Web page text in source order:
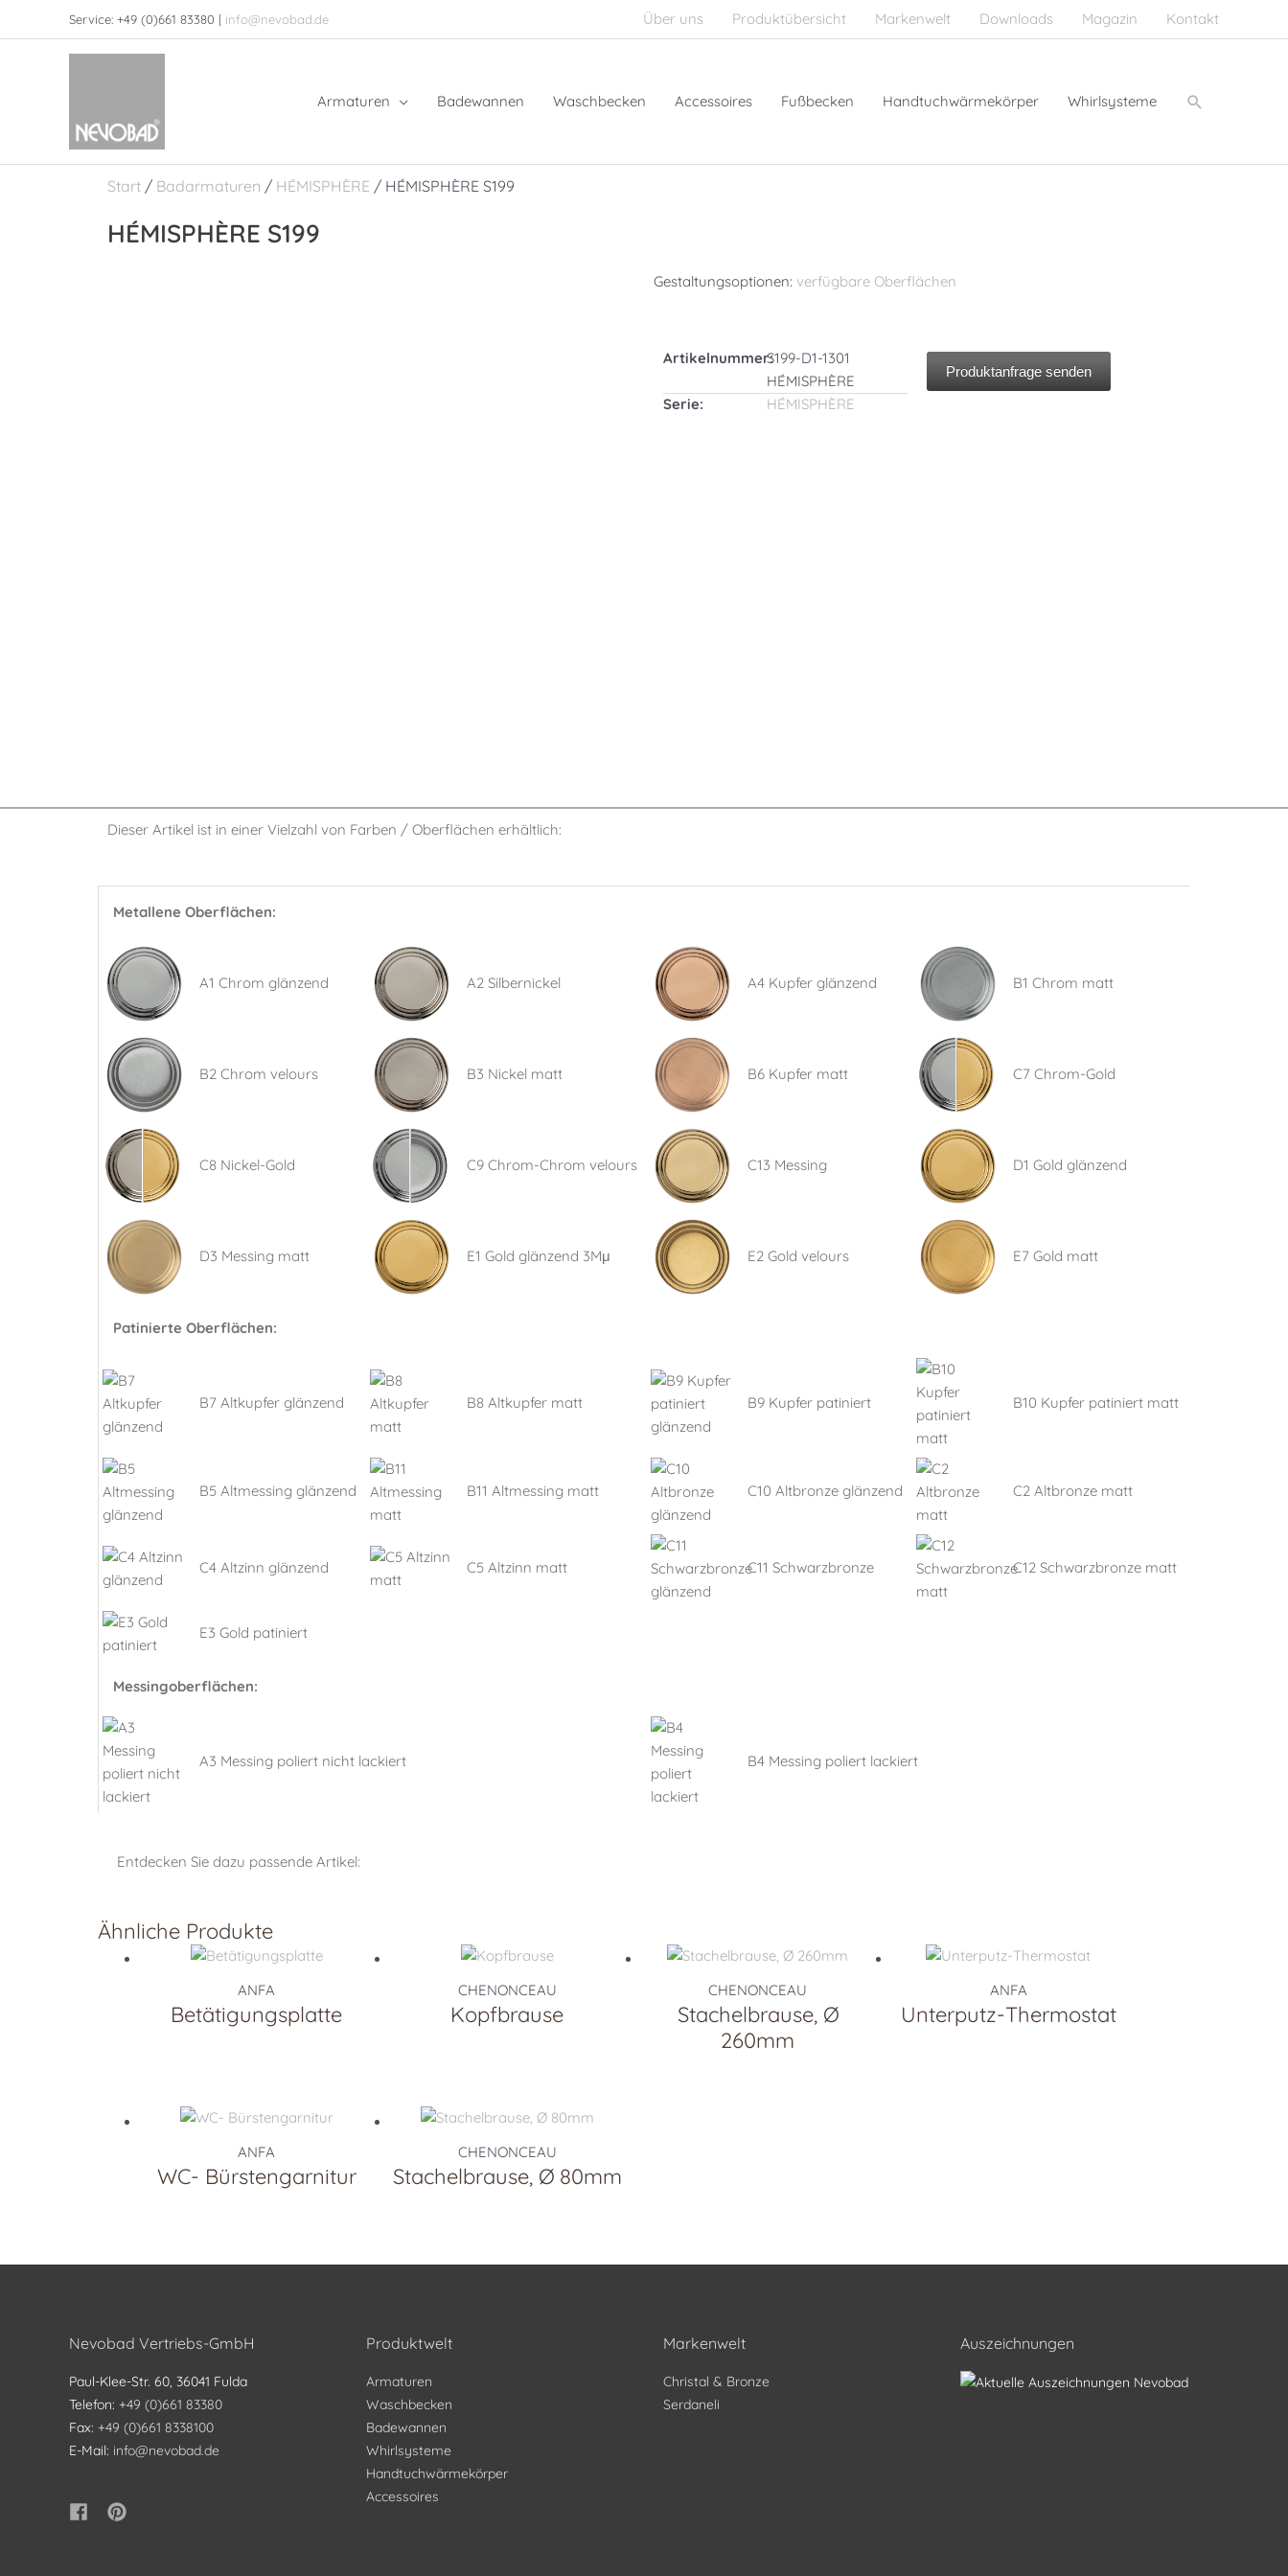
Service: +49 (0)661 83380 | info@nevobad.de Über uns Produktübersicht Markenwelt Downloads Magazin Kontakt
Armaturen Badewannen Waschbecken Accessoires Fußbecken Handtuchwärmekörper Whirlsysteme Suchen
Start / Badarmaturen / HÉMISPHÈRE / HÉMISPHÈRE S199
HÉMISPHÈRE S199
Gestaltungsoptionen: verfügbare Oberflächen
Artikelnummer:S199-D1-1301
HÉMISPHÈRE
Serie:
HÉMISPHÈRE
Produktanfrage senden
Dieser Artikel ist in einer Vielzahl von Farben / Oberflächen erhältlich:
Metallene Oberflächen:
A1 Chrom glänzend A2 Silbernickel A4 Kupfer glänzend B1 Chrom matt
B2 Chrom velours B3 Nickel matt B6 Kupfer matt C7 Chrom-Gold
C8 Nickel-Gold C9 Chrom-Chrom velours C13 Messing D1 Gold glänzend
D3 Messing matt E1 Gold glänzend 3Mμ E2 Gold velours E7 Gold matt
Patinierte Oberflächen:
B7 Altkupfer glänzend B8 Altkupfer matt B9 Kupfer patiniert B10 Kupfer patiniert matt
B5 Altmessing glänzend B11 Altmessing matt C10 Altbronze glänzend C2 Altbronze matt
C4 Altzinn glänzend C5 Altzinn matt C11 Schwarzbronze C12 Schwarzbronze matt
E3 Gold patiniert
Messingoberflächen:
A3 Messing poliert nicht lackiert B4 Messing poliert lackiert
Entdecken Sie dazu passende Artikel:
Ähnliche Produkte
ANFA
Betätigungsplatte
CHENONCEAU
Kopfbrause
CHENONCEAU
Stachelbrause, Ø
260mm
ANFA
Unterputz-Thermostat
ANFA
WC- Bürstengarnitur
CHENONCEAU
Stachelbrause, Ø 80mm
Nevobad Vertriebs-GmbH
Paul-Klee-Str. 60, 36041 Fulda
Telefon: +49 (0)661 83380
Fax: +49 (0)661 8338100
E-Mail: info@nevobad.de
Produktwelt
Armaturen
Waschbecken
Badewannen
Whirlsysteme
Handtuchwärmekörper
Accessoires
Markenwelt
Christal & Bronze
Serdaneli
Auszeichnungen